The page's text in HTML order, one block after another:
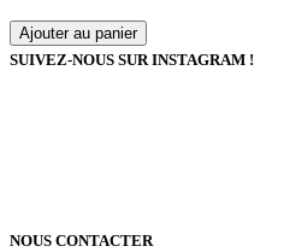
Ajouter au panier
SUIVEZ-NOUS SUR INSTAGRAM !
NOUS CONTACTER